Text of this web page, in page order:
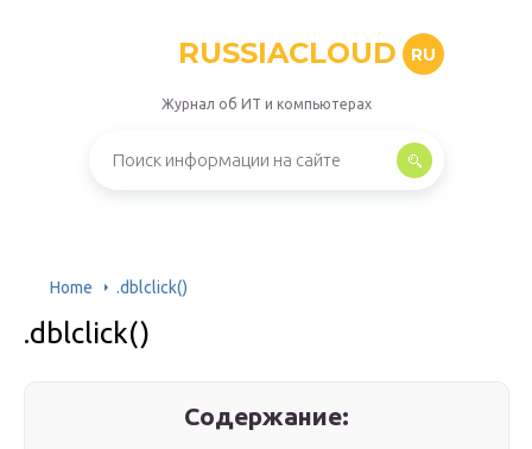
RUSSIACLOUD RU
Журнал об ИТ и компьютерах
Home .dblclick()
.dblclick()
Содержание: